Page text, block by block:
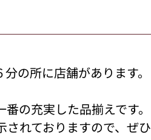
の所に店舗があります。
の充実した品揃えです。
れておりますので、ぜひ